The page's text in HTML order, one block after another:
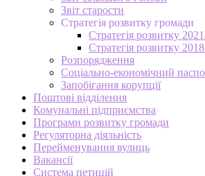
Звіт старости
Стратегія розвитку громади
Стратегія розвитку
Стратегія розвитку
Розпорядження
Соціально-економічний
Запобігання корупції
Поштові відділення
Комунальні підприємства
Програми розвитку громади
Регуляторна діяльність
Перейменування вулиць
Вакансії
Система петицій